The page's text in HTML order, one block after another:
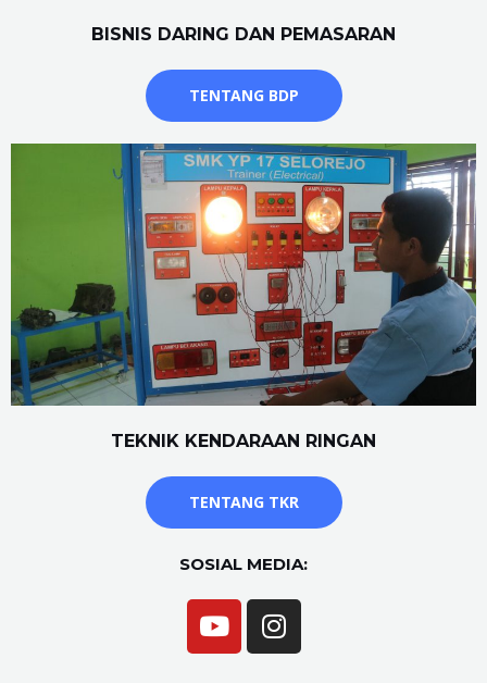
BISNIS DARING DAN PEMASARAN
TENTANG BDP
TEKNIK KENDARAAN RINGAN
TENTANG TKR
SOSIAL MEDIA: